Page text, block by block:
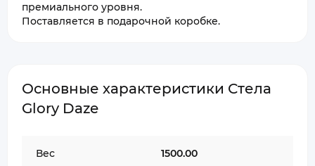
премиального уровня.
Поставляется в подарочной коробке.
Основные характеристики Стела
Glory Daze
Вес 1500.00